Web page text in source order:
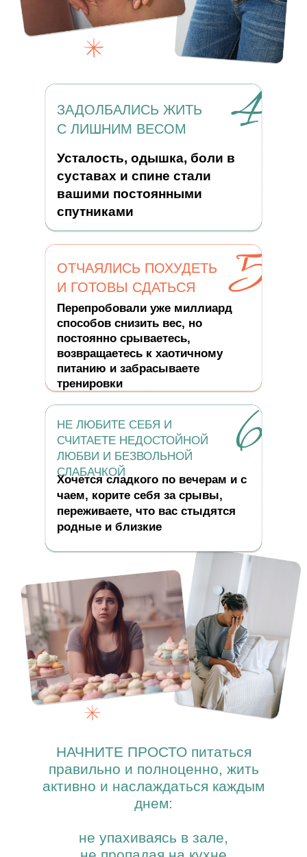
Усталость, одышка, боли в
суставах и спине стали
вашими постоянными
спутниками
ЗАДОЛБАЛИСЬ ЖИТЬ
С ЛИШНИМ ВЕСОМ
Перепробовали уже миллиард
способов снизить вес, но
постоянно срываетесь,
возвращаетесь к хаотичному
питанию и забрасываете
тренировки
ОТЧАЯЛИСЬ ПОХУДЕТЬ
И ГОТОВЫ СДАТЬСЯ
Хочется сладкого по вечерам и с
чаем, корите себя за срывы,
переживаете, что вас стыдятся
родные и близкие
НЕ ЛЮБИТЕ СЕБЯ И
СЧИТАЕТЕ НЕДОСТОЙНОЙ
ЛЮБВИ И БЕЗВОЛЬНОЙ
СЛАБАЧКОЙ
НАЧНИТЕ ПРОСТО питаться
правильно и полноценно, жить
активно и наслаждаться каждым
днем:
не упахиваясь в зале,